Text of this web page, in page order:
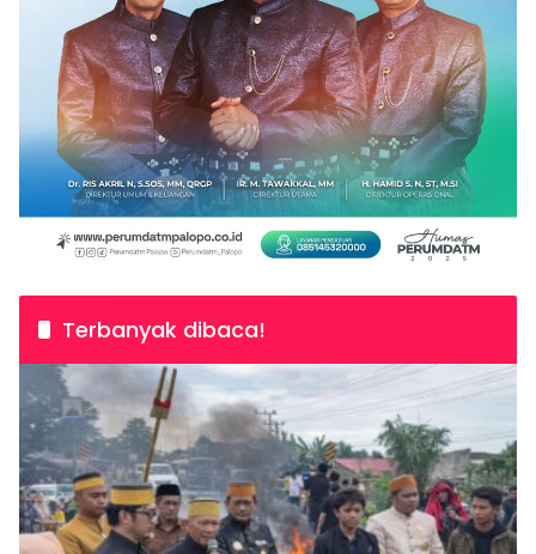
Terbanyak dibaca!